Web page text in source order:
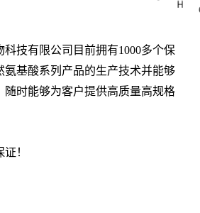
科技有限公司目前拥有1000多个保
氨基酸系列产品的生产技术并能够
随时能够为客户提供高质量高规格
！